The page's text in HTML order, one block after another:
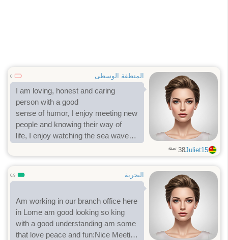
المنطقة الوسطى 0
I am loving, honest and caring
person with a good
sense of humor, I enjoy meeting new
people and knowing their way of
life, I enjoy watching the sea waves
and everything that nature has to
Juliet15
38 سنة
البحرية 0.9
Am working in our branch office here
in Lome am good looking so king
with a good understanding am some
that love peace and fun:Nice Meeting